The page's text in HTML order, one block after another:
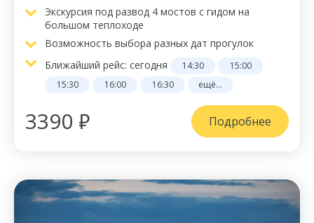
Экскурсия под развод 4 мостов с гидом на
большом теплоходе
Возможность выбора разных дат прогулок
Ближайший рейс: сегодня 14:30
15:00
15:30
16:00 16:30 ещё...
3390 ₽ Подробнее